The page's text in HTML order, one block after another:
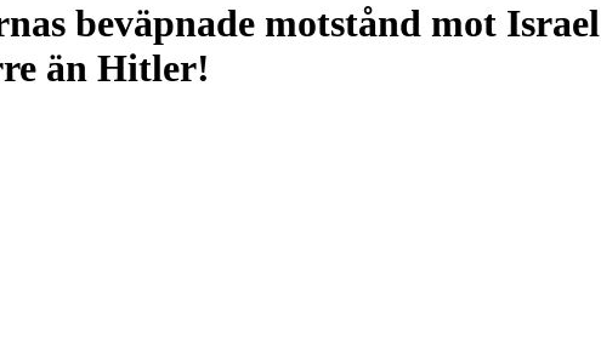
beväpnade motstånd mot
än Hitler!